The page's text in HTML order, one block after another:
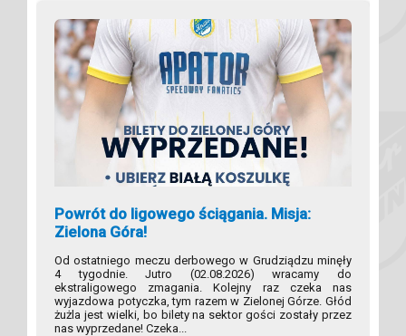
Powrót do ligowego ściągania. Misja:
Zielona Góra!
Od ostatniego meczu derbowego w Grudziądzu minęły
4 tygodnie. Jutro (02.08.2026) wracamy do
ekstraligowego zmagania. Kolejny raz czeka nas
wyjazdowa potyczka, tym razem w Zielonej Górze. Głód
żużla jest wielki, bo bilety na sektor gości zostały przez
nas wyprzedane! Czeka...